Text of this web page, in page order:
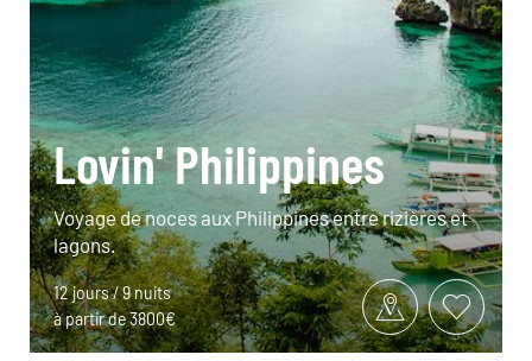
Lovin' Philippines
Voyage de noces aux Philippines entre rizières et
lagons.
12 jours / 9 nuits
à partir de 3800€